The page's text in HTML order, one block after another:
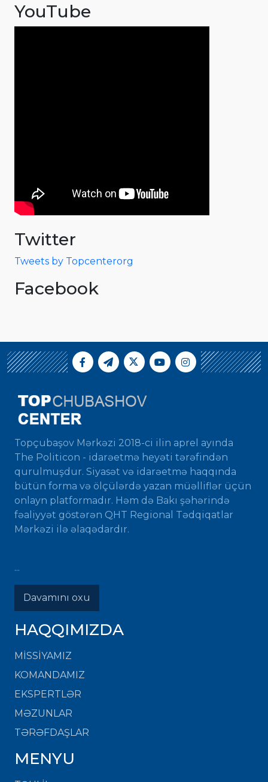
YouTube
Twitter
Tweets by Topcenterorg
Facebook
Topçubaşov Mərkəzi 2018-ci ilin aprel ayında
The Politicon - idarəetmə heyəti tərəfindən
qurulmuşdur. Siyasət və idarəetmə haqqında
bütün forma və ölçülərdə yazan müəlliflər üçün
onlayn platformadır. Həm də Bakı şəhərində
fəaliyyət göstərən QHT Regional Tədqiqatlar
Mərkəzi ilə əlaqədardır.
...
Davamını oxu
HAQQIMIZDA
MISSIYAMIZ
KOMANDAMIZ
EKSPERTLƏR
MƏZUNLAR
TƏRƏFDAŞLAR
MENYU